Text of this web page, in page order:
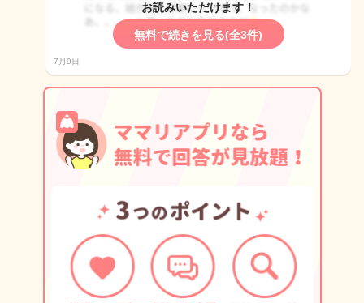
お読みいただけます！
無料で続きを見る(全3件)
7月9日